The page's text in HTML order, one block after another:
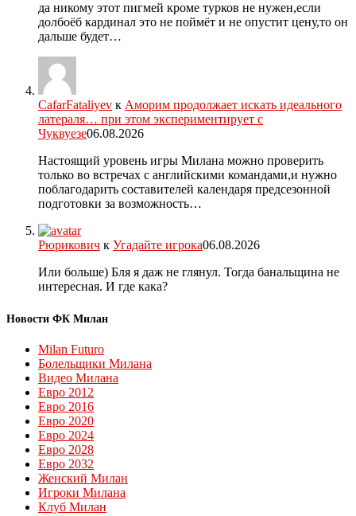
да никому этот пигмей кроме турков не нужен,если
долбоёб кардинал это не поймёт и не опустит цену,то он
дальше будет…
CafarFataliyev к Аморим продолжает искать идеального
латераля… при этом экспериментирует с
Чуквуезе06.08.2026
Настоящий уровень игры Милана можно проверить
только во встречах с английскими командами,и нужно
поблагодарить составителей календаря предсезонной
подготовки за возможность…
Рюрикович к Угадайте игрока06.08.2026
Или больше) Бля я даж не глянул. Тогда банальщина не
интересная. И где кака?
Новости ФК Милан
Milan Futuro
Болельщики Милана
Видео Милана
Евро 2012
Евро 2016
Евро 2020
Евро 2024
Евро 2028
Евро 2032
Женский Милан
Игроки Милана
Клуб Милан